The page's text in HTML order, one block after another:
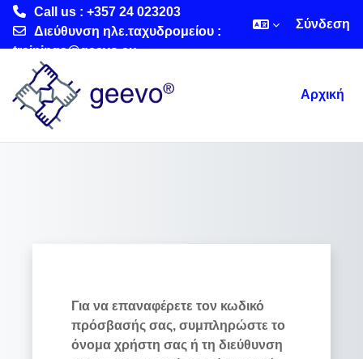
Call us : +357 24 023203
Διεύθυνση ηλε.ταχυδρομείου :
trainings@geevo.eu
Σύνδεση
Αρχική
Για να επαναφέρετε τον κωδικό
πρόσβασής σας, συμπληρώστε το
όνομα χρήστη σας ή τη διεύθυνση